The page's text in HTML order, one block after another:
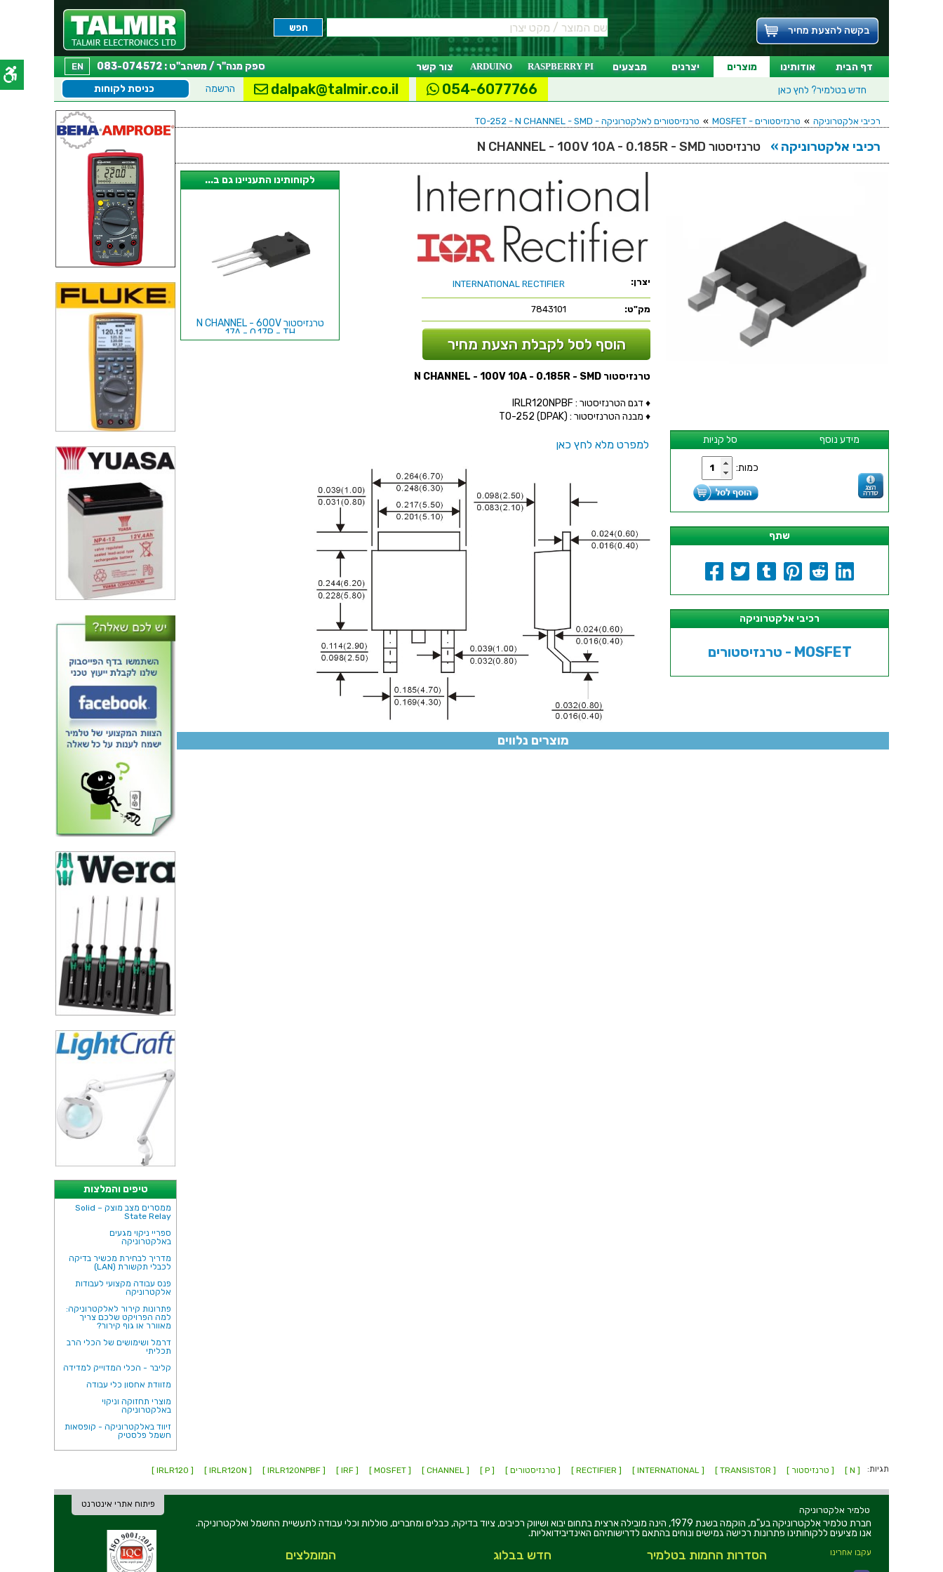
בקשה להצעת מחיר
דף הבית אודותינו מוצרים יצרנים מבצעים RASPBERRY PI
ARDUINO צור קשר EN
ספק מנה"ר / משהב"ט : 083-074572
חדש בטלמיר? לחץ כאן כניסת לקוחות הרשמה dalpak@talmir.co.il 054-6077766
טיפים והמלצות
ממסרים מצב מוצק – Solid
State Relay
ספריי ניקוי מגעים
באלקטרוניקה
מדריך לבחירת מכשיר בדיקה
לכבלי תקשורת (LAN)
פנס עבודה מקצועי לעבודות
אלקטרוניקה
פתרונות קירור לאלקטרוניקה:
למה הפרויקט שלכם צריך
מאוורר או גוף קירור?
דרמל ושימושים של הכלי הרב
תכליתי
קליבר - הכלי המדוייק למדידה
מזוודת אחסון כלי עבודה
מוצרי תחזוקה וניקוי
באלקטרוניקה
זיווד באלקטרוניקה - קופסאות
חשמל פלסטיק
רכיבי אלקטרוניקה » טרנזיסטורים - MOSFET » טרנזיסטורים לאלקטרוניקה - TO-252 - N CHANNEL - SMD
רכיבי אלקטרוניקה » טרנזיסטור N CHANNEL - 100V 10A - 0.185R - SMD
סל קניות מידע נוסף
כמות:
שתף
רכיבי אלקטרוניקה
טרנזיסטורים - MOSFET
יצרן: INTERNATIONAL RECTIFIER
מק"ט: 7843101
הוסף לסל לקבלת הצעת מחיר
לקוחותינו התעניינו גם ב...
טרנזיסטור N CHANNEL - 600V
17A - 0.17R - TH
CH - 1200V 600A - 3350W
טרנזיסטור N CHANNEL - 100V 10A - 0.185R - SMD
♦ דגם הטרנזיסטור : IRLR120NPBF
♦ מבנה הטרנזיסטור : (TO-252 (DPAK
למפרט מלא לחץ כאן
מוצרים נלווים
תגיות: [ N ] [ טרנזיסטור ] [ TRANSISTOR ]
[ INTERNATIONAL ]
[ RECTIFIER ] [ טרנזיסטורים ] [ P ]
[ CHANNEL ]
[ MOSFET ]
[ IRF ]
[ IRLR120NPBF ]
[ IRLR120N ]
[ IRLR120 ]
פיתוח אתרי אינטרנט
טלמיר אלקטרוניקה
חברת טלמיר אלקטרוניקה בע"מ, הוקמה בשנת 1979, הינה מובילה ארצית בתחום יבוא ושיווק רכיבים, ציוד בדיקה, כבלים ומחברים, סוללות וכלי עבודה לתעשיית החשמל ואלקטרוניקה.
אנו מציעים ללקוחותינו פתרונות רכישה גמישים ונוחים בהתאם לדרישותיהם האינדיבידואליות.
עקבו אחרינו המומלצים חדש בבלוג הסדרות החמות בטלמיר